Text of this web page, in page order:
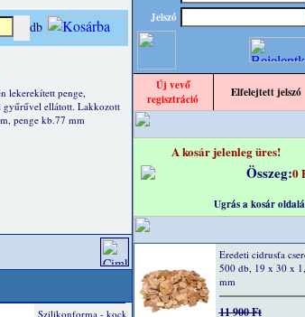
db
lekerekített penge,
ellátott. Lakkozott
penge kb.77 mm
Jelszó
Új vevő
regisztráció
Elfelejtett jelszó
A kosár jelenleg üres!
Összeg:0
Ugrás a kosár
Eredeti cidrusfa
500 db, 19 x 30 x
mm
11 900 Ft